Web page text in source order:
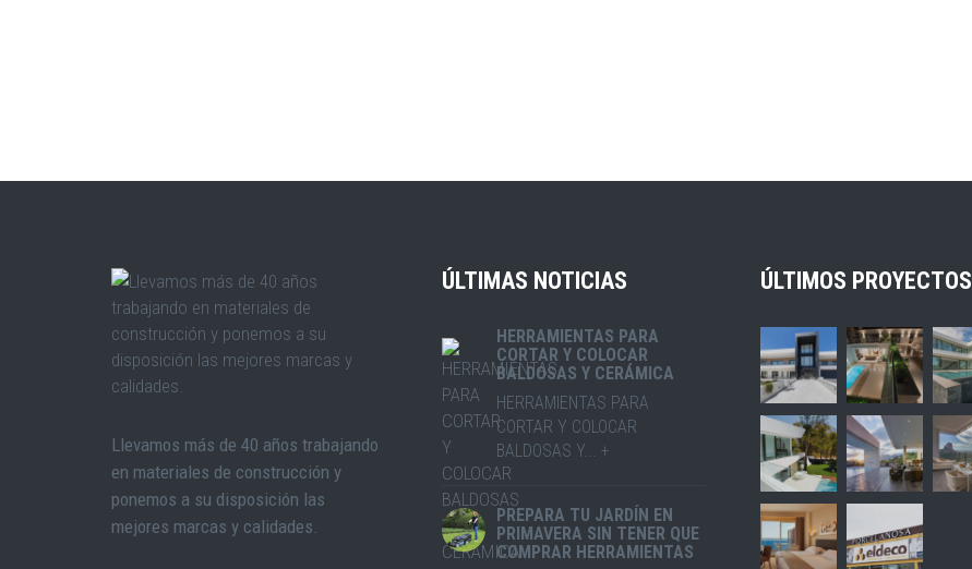
Llevamos más de 40 años trabajando
en materiales de construcción y
ponemos a su disposición las
mejores marcas y calidades.
ÚLTIMAS NOTICIAS
HERRAMIENTAS PARA
CORTAR Y COLOCAR
BALDOSAS Y CERÁMICA
HERRAMIENTAS PARA
CORTAR Y COLOCAR
BALDOSAS Y... +
PREPARA TU JARDÍN EN
PRIMAVERA SIN TENER QUE
COMPRAR HERRAMIENTAS
ÚLTIMOS PROYECTOS